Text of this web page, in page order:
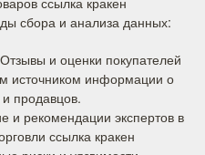
сбора и анализа данных:
и оценки покупателей
источником информации о
продавцов.
и рекомендации экспертов в
ссылка кракен